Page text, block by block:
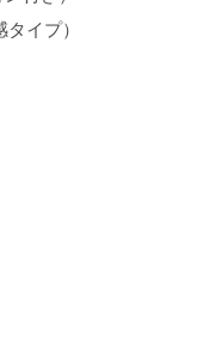
イプ）